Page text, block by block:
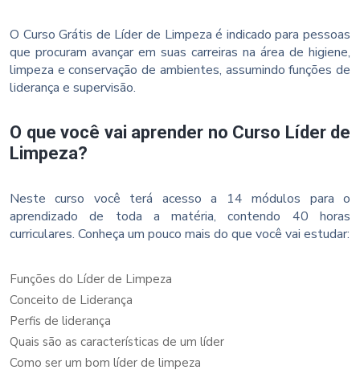
O Curso Grátis de Líder de Limpeza é indicado para pessoas
que procuram avançar em suas carreiras na área de higiene,
limpeza e conservação de ambientes, assumindo funções de
liderança e supervisão.
O que você vai aprender no Curso Líder de
Limpeza?
Neste curso você terá acesso a 14 módulos para o
aprendizado de toda a matéria, contendo 40 horas
curriculares. Conheça um pouco mais do que você vai estudar:
Funções do Líder de Limpeza
Conceito de Liderança
Perfis de liderança
Quais são as características de um líder
Como ser um bom líder de limpeza